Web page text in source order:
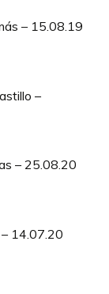
– 15.08.19
–
– 25.08.20
14.07.20